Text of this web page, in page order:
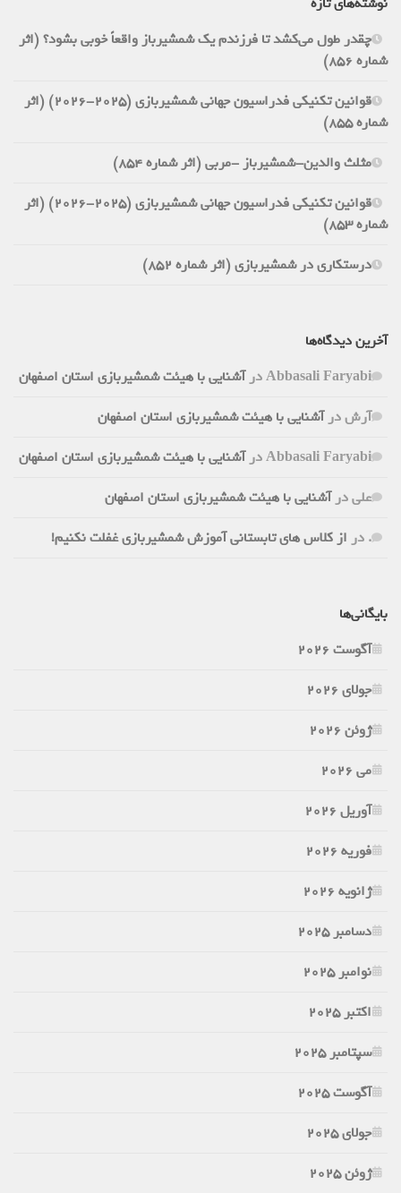
چقدر طول می‌کشد تا فرزندم یک شمشیرباز واقعاً خوبی بشود؟ (اثر
شماره 856)
قوانین تکنیکی فدراسیون جهانی شمشیربازی (2025-2026) (اثر
شماره 855)
مثلث والدین-شمشیرباز -مربی (اثر شماره 854)
قوانین تکنیکی فدراسیون جهانی شمشیربازی (2025-2026) (اثر
شماره 853)
درستکاری در شمشیربازی (اثر شماره 852)
آخرین دیدگاه‌ها
Abbasali Faryabiدرآشنایی با هیئت شمشیربازی استان اصفهان
آرشدرآشنایی با هیئت شمشیربازی استان اصفهان
Abbasali Faryabiدرآشنایی با هیئت شمشیربازی استان اصفهان
علیدرآشنایی با هیئت شمشیربازی استان اصفهان
. در از کلاس های تابستانی آموزش شمشیربازی غفلت نکنیم!
بایگانی‌ها
آگوست 2026
جولای 2026
ژوئن 2026
می 2026
آوریل 2026
فوریه 2026
ژانویه 2026
دسامبر 2025
نوامبر 2025
اکتبر 2025
سپتامبر 2025
آگوست 2025
جولای 2025
ژوئن 2025